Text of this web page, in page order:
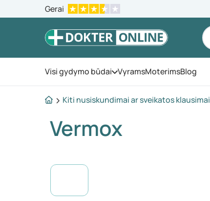
Gerai
Visi gydymo būdai Atidarykite meniu
VyramsMoterimsBlog
Kiti nusiskundimai ar sveikatos klausimai
Vermox